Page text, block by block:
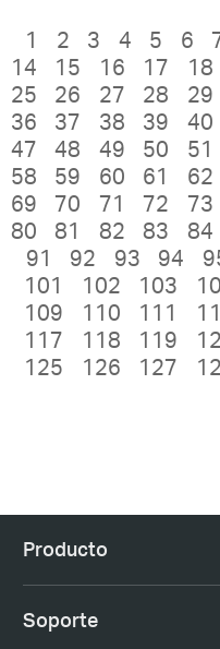
1 2 3 4 5 6
14
15 16 17 18
25
26 27 28 29
36
37 38 39 40
47
48 49 50 51
58
59 60 61 62
69
70 71 72 73
80
81 82 83 84
91
92 93 94
101
102 103
109
110 111
117
118 119
125
126 127
Producto
Soporte